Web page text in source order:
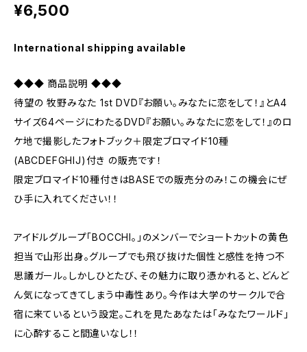
¥6,500
International shipping available
◆◆◆ 商品説明 ◆◆◆
待望の 牧野みなた 1st DVD『お願い。みなたに恋をして！』とA4
サイズ64ページにわたるDVD『お願い。みなたに恋をして！』のロ
ケ地で撮影したフォトブック＋限定ブロマイド10種
(ABCDEFGHIJ)付き の販売です！
限定ブロマイド10種付きはBASEでの販売分のみ！この機会にぜ
ひ手に入れてください！！
アイドルグループ「BOCCHI。」のメンバーでショートカットの黄色
担当で山形出身。グループでも飛び抜けた個性と感性を持つ不
思議ガール。しかしひとたび、その魅力に取り憑かれると、どんど
ん気になってきてしまう中毒性あり。今作は大学のサークルで合
宿に来ているという設定。これを見たあなたは「みなたワールド」
に心酔すること間違いなし！！